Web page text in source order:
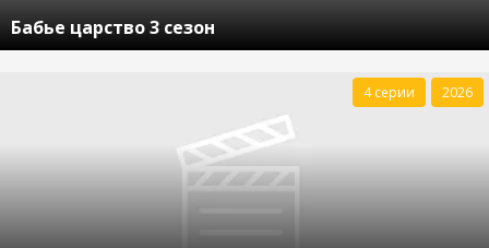
Бабье царство 3 сезон
4 серии 2026